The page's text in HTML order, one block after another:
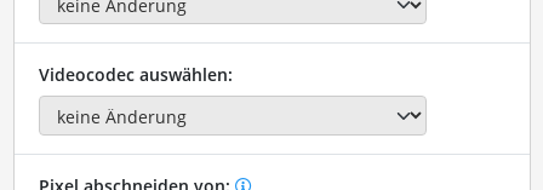
Videocodec auswählen: